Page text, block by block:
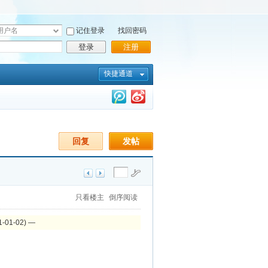
记住登录
登录
找回密码
注册
快捷通道
发帖
回复
只看楼主 倒序阅读
01-02) —